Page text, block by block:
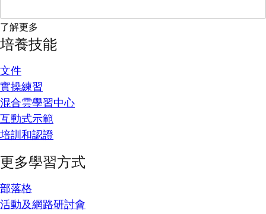
了解更多
培養技能
文件
實操練習
混合雲學習中心
互動式示範
培訓和認證
更多學習方式
部落格
活動及網路研討會